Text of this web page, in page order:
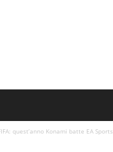
quest’anno Konami batte EA Sports